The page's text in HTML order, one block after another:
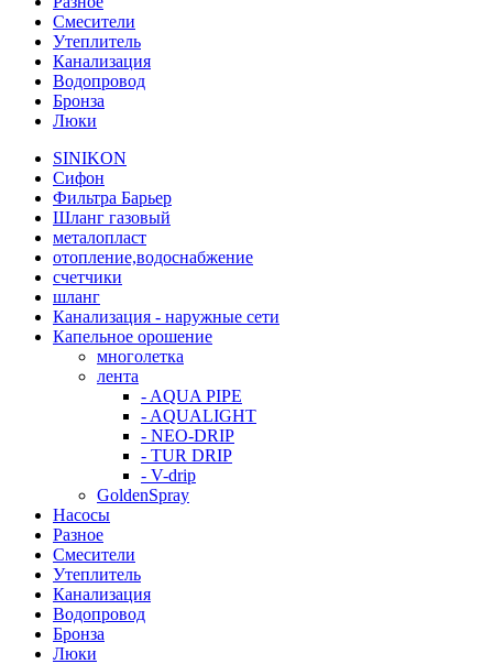
Смесители
Утеплитель
Канализация
Водопровод
Бронза
Люки
SINIKON
Сифон
Фильтра Барьер
Шланг газовый
металопласт
отопление,водоснабжение
счетчики
шланг
Канализация - наружные сети
Капельное орошение
многолетка
лента
- AQUA PIPE
- AQUALIGHT
- NEO-DRIP
- TUR DRIP
- V-drip
GoldenSpray
Насосы
Разное
Смесители
Утеплитель
Канализация
Водопровод
Бронза
Люки